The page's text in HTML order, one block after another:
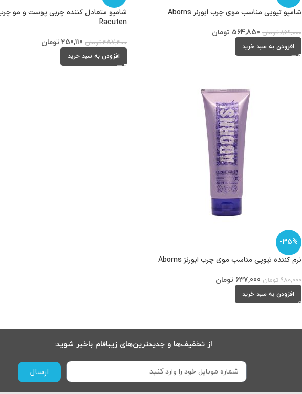
شامپو تیوپی مناسب موی چرب ابورنز Aborns
869,000 تومان 564,850 تومان
افزودن به سبد خرید
شامپو متعادل کننده چربی پوست و مو
Racuten
357,300 تومان 250,110 تومان
افزودن به سبد خرید
-35%
نرم کننده تیوپی مناسب موی چرب ابورنز Aborns
980,000 تومان 637,000 تومان
افزودن به سبد خرید
از تخفیف‌ها و جدیدترین‌های زیبافام باخبر شوید:
ارسال